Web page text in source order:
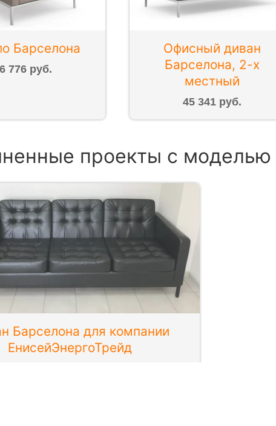
Барселона
776 руб.
Офисный диван
Барселона, 2-х
местный
45 341 руб.
проекты с моделью
Барселона для компании
ЕнисейЭнергоТрейд